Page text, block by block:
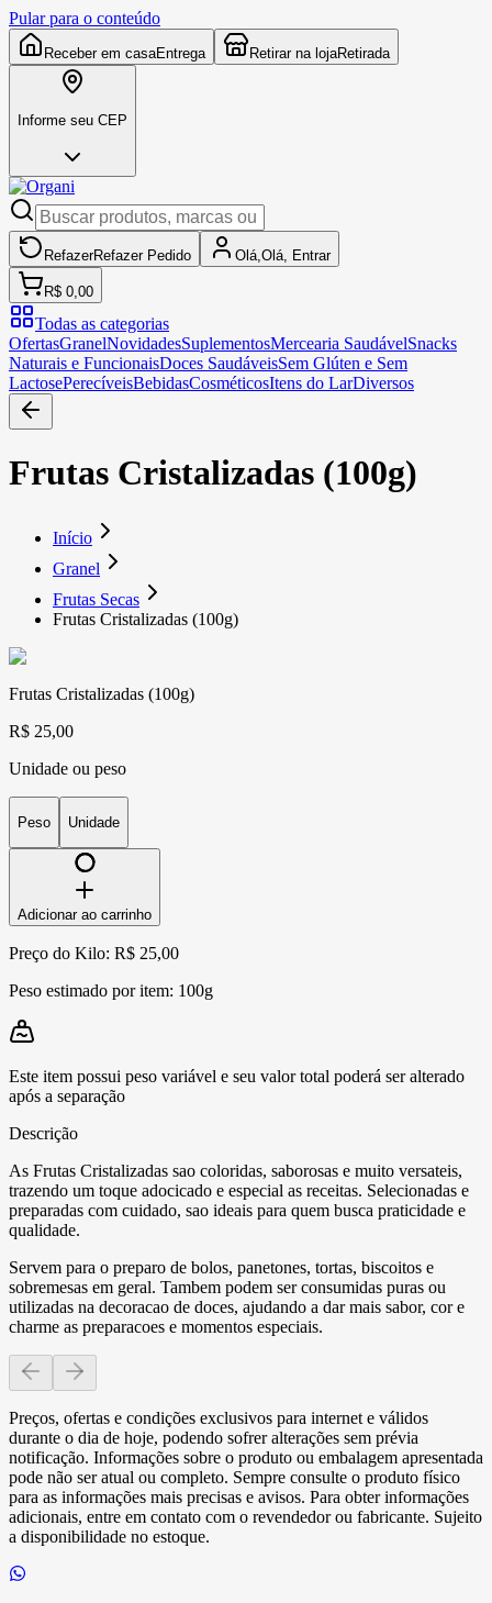
Pular para o conteúdo
Receber em casaEntrega Retirar na lojaRetirada
Informe seu CEP
RefazerRefazer Pedido Olá, Olá, Entrar
R$ 0,00
Todas as categorias
OfertasGranelNovidadesSuplementosMercearia SaudávelSnacks
Naturais e FuncionaisDoces SaudáveisSem Glúten e Sem
LactosePerecíveisBebidasCosméticosItens do LarDiversos
Frutas Cristalizadas (100g)
Início
Granel
Frutas Secas
Frutas Cristalizadas (100g)
Frutas Cristalizadas (100g)
R$ 25,00
Unidade ou peso
Peso Unidade
Adicionar ao carrinho
Preço do Kilo: R$ 25,00
Peso estimado por item: 100g
Este item possui peso variável e seu valor total poderá ser alterado
após a separação
Descrição
As Frutas Cristalizadas sao coloridas, saborosas e muito versateis,
trazendo um toque adocicado e especial as receitas. Selecionadas e
preparadas com cuidado, sao ideais para quem busca praticidade e
qualidade.
Servem para o preparo de bolos, panetones, tortas, biscoitos e
sobremesas em geral. Tambem podem ser consumidas puras ou
utilizadas na decoracao de doces, ajudando a dar mais sabor, cor e
charme as preparacoes e momentos especiais.
Preços, ofertas e condições exclusivos para internet e válidos
durante o dia de hoje, podendo sofrer alterações sem prévia
notificação. Informações sobre o produto ou embalagem apresentada
pode não ser atual ou completo. Sempre consulte o produto físico
para as informações mais precisas e avisos. Para obter informações
adicionais, entre em contato com o revendedor ou fabricante. Sujeito
a disponibilidade no estoque.